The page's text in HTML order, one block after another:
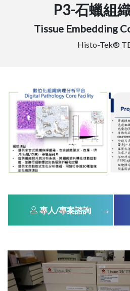
P3-石蠟組
Tissue Embedding
Histo-Tek®
專人/專案諮詢